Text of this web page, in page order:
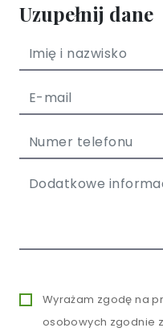
Uzupełnij dane
Wyrażam zgodę na
osobowych zgodnie